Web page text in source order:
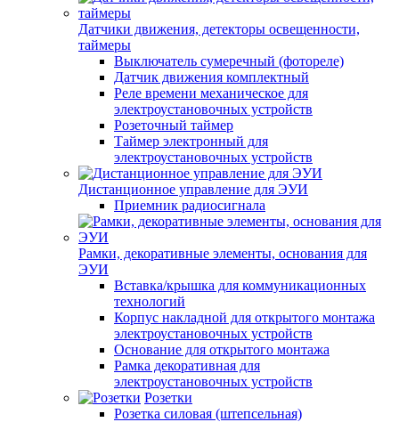
Датчики движения, детекторы освещенности,
таймеры
Выключатель сумеречный (фотореле)
Датчик движения комплектный
Реле времени механическое для
электроустановочных устройств
Розеточный таймер
Таймер электронный для
электроустановочных устройств
Дистанционное управление для ЭУИ
Приемник радиосигнала
Рамки, декоративные элементы, основания для
ЭУИ
Вставка/крышка для коммуникационных
технологий
Корпус накладной для открытого монтажа
электроустановочных устройств
Основание для открытого монтажа
Рамка декоративная для
электроустановочных устройств
Розетки
Розетка силовая (штепсельная)